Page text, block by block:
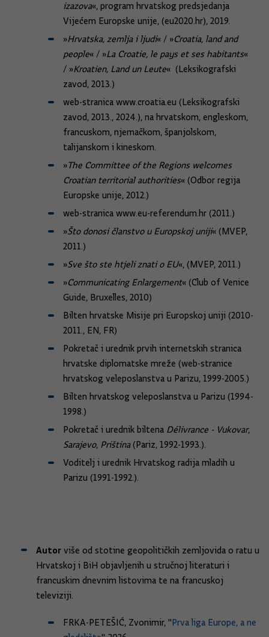
izazova«, program hrvatskog predsjedanja
Vijećem Europske unije, (eu2020.hr), 2019.
»Hrvatska, zemlja i ljudi« / »Croatia, land and
people« / »La Croatie, le pays et ses habitants«
/ »Kroatien, Land un Leute« (Leksikografski
zavod, 2013.)
web-stranica www.croatia.eu (Leksikografski
zavod, 2013., 2024.), na hrvatskom, engleskom,
francuskom, njemačkom, španjolskom,
talijanskom i kineskom.
»The Committee of the Regions welcomes
Croatian territorial authorities« (Odbor regija
Europske unije, 2012.)
web-stranica www.eu-referendum.hr (2011.)
»Što donosi članstvo u Europskoj uniji« (MVEP,
2011.)
»Sve što ste htjeli znati o EU«, (MVEP, 2011.)
»Communicating Enlargement« (Club of Venice
Guide, Bruxelles, 2010)
Bilten hrvatske Misije pri Europskoj uniji (2010-
2011., EN, FR)
Pokretač i urednik prvih internetskih stranica
hrvatske diplomatske mreže (web-stranice
hrvatskog veleposlanstva u Parizu, 1999-2005.)
Bilten hrvatskog veleposlanstva u Parizu (1994-
1998.)
Pokretač i urednik biltena Délivrance - Vukovar,
Sarajevo, Priština(Pariz, 1992-1993.).
Voditelj i urednik Hrvatskog radija mladih u
Parizu (1991-1992.).
Autor više od stotine geopolitičkih zemljovida o ratu u
Hrvatskoj i BiH objavljenih u stručnoj literaturi i
francuskim dnevnim listovima te na francuskoj
televiziji.​
FRKA-PETEŠIĆ, Zvonimir, "Prva liga Europe, a ne